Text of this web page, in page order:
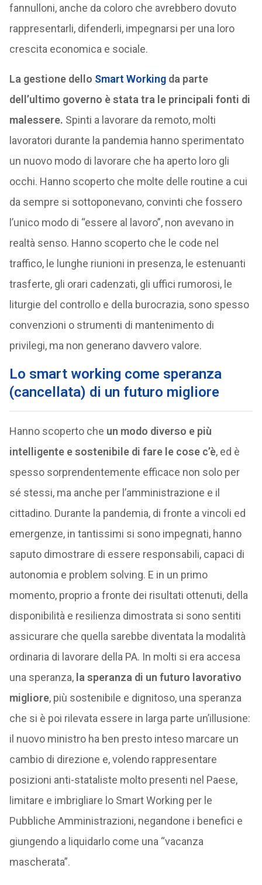
fannulloni, anche da coloro che avrebbero dovuto
rappresentarli, difenderli, impegnarsi per una loro
crescita economica e sociale.
La gestione dello Smart Workingda parte
dell’ultimo governo è stata tra le principali fonti di
malessere. Spinti a lavorare da remoto, molti
lavoratori durante la pandemia hanno sperimentato
un nuovo modo di lavorare che ha aperto loro gli
occhi. Hanno scoperto che molte delle routine a cui
da sempre si sottoponevano, convinti che fossero
l’unico modo di “essere al lavoro”, non avevano in
realtà senso. Hanno scoperto che le code nel
traffico, le lunghe riunioni in presenza, le estenuanti
trasferte, gli orari cadenzati, gli uffici rumorosi, le
liturgie del controllo e della burocrazia, sono spesso
convenzioni o strumenti di mantenimento di
privilegi, ma non generano davvero valore.
Lo smart working come speranza
(cancellata) di un futuro migliore
Hanno scoperto che un modo diverso e più
intelligente e sostenibile di fare le cose c’è, ed è
spesso sorprendentemente efficace non solo per
sé stessi, ma anche per l’amministrazione e il
cittadino. Durante la pandemia, di fronte a vincoli ed
emergenze, in tantissimi si sono impegnati, hanno
saputo dimostrare di essere responsabili, capaci di
autonomia e problem solving. E in un primo
momento, proprio a fronte dei risultati ottenuti, della
disponibilità e resilienza dimostrata si sono sentiti
assicurare che quella sarebbe diventata la modalità
ordinaria di lavorare della PA. In molti si era accesa
una speranza, la speranza di un futuro lavorativo
migliore, più sostenibile e dignitoso, una speranza
che si è poi rilevata essere in larga parte un’illusione:
il nuovo ministro ha ben presto inteso marcare un
cambio di direzione e, volendo rappresentare
posizioni anti-stataliste molto presenti nel Paese,
limitare e imbrigliare lo Smart Working per le
Pubbliche Amministrazioni, negandone i benefici e
giungendo a liquidarlo come una “vacanza
mascherata”.